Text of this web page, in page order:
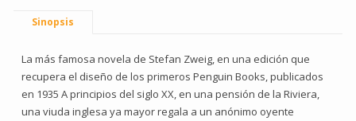
Sinopsis
La más famosa novela de Stefan Zweig, en una edición que
recupera el diseño de los primeros Penguin Books, publicados
en 1935 A principios del siglo XX, en una pensión de la Riviera,
una viuda inglesa ya mayor regala a un anónimo oyente